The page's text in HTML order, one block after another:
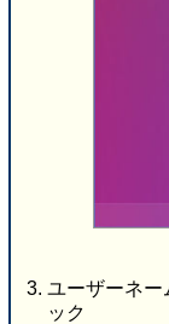
ユーザーネー
ック